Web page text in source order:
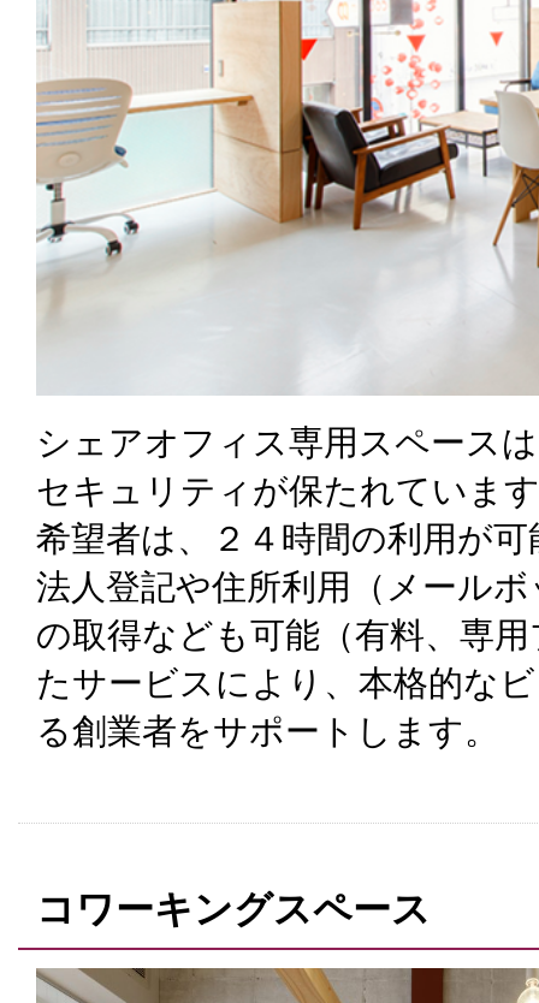
シェアオフィス専用スペース
セキュリティが保たれていま
希望者は、２４時間の利用が
法人登記や住所利用（メール
の取得なども可能（有料、専
たサービスにより、本格的な
る創業者をサポートします。
コワーキングスペース